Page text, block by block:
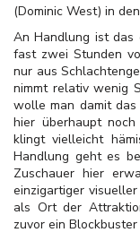
(Dominic West) in
An Handlung ist das
fast zwei Stunden
nur aus
nimmt relativ wenig
wolle man damit
hier überhaupt
klingt vielleicht
Handlung geht es
Zuschauer hier
einzigartiger
als Ort der
zuvor ein